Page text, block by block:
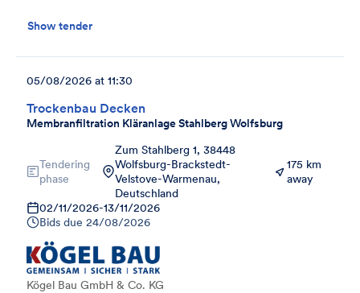
Show tender
Trockenbau Decken
Membranfiltration Kläranlage Stahlberg Wolfsburg
05/08/2026 at 11:30
Tendering
phase
Zum Stahlberg 1, 38448
Wolfsburg-Brackstedt-
Velstove-Warmenau,
Deutschland
175 km
away
02/11/2026-13/11/2026
Bids due 24/08/2026
Kögel Bau GmbH & Co. KG